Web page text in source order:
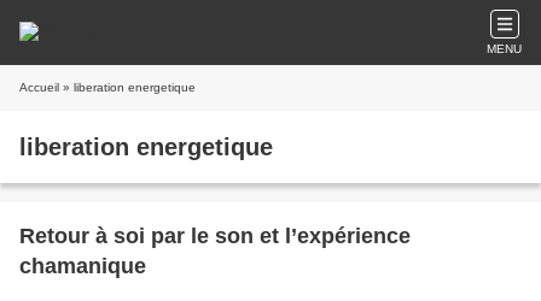
MENU
Accueil » liberation energetique
liberation energetique
Retour à soi par le son et l’expérience
chamanique